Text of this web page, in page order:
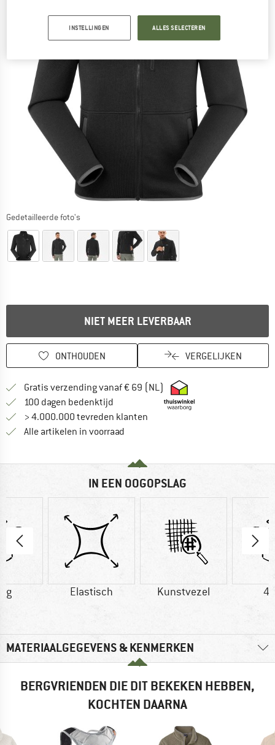
Gedetailleerde foto's
NIET MEER LEVERBAAR
ONTHOUDEN VERGELIJKEN
Gratis verzending vanaf € 69 (NL) Vind hier de
100 dagen bedenktijd Vind de betalingsinformatie hier!
> 4.000.000 tevreden klanten
Alle artikelen in voorraad
IN EEN OOGOPSLAG
g Elastisch Kunstvezel
MATERIAALGEGEVENS & KENMERKEN
BERGVRIENDEN DIE DIT BEKEKEN HEBBEN,
KOCHTEN DAARNA
INSTELLINGEN ALLES SELECTEREN